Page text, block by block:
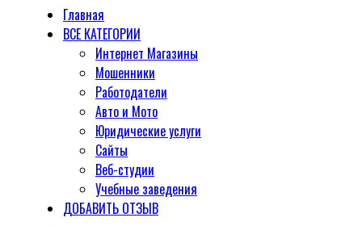
Главная
ВСЕ КАТЕГОРИИ
Интернет Магазины
Мошенники
Работодатели
Авто и Мото
Юридические услуги
Сайты
Веб-студии
Учебные заведения
ДОБАВИТЬ ОТЗЫВ